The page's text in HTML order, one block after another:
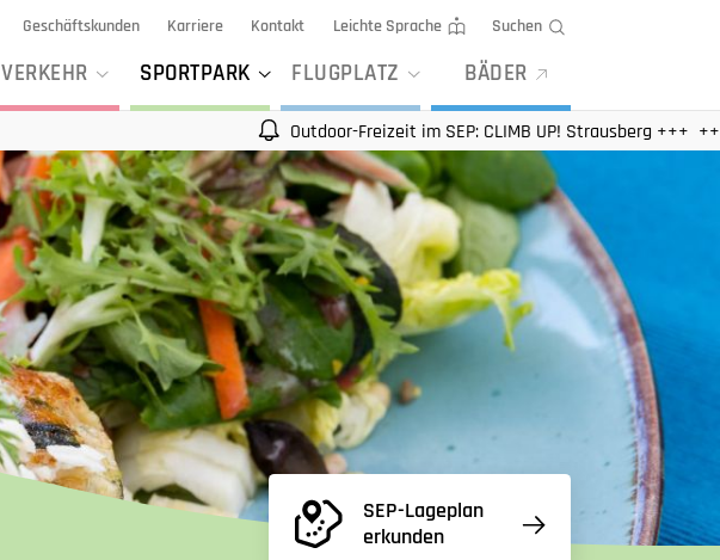
Geschäftskunden Karriere Kontakt Leichte Sprache Suchen
VERKEHR SPORTPARK FLUGPLATZ BÄDER
Outdoor-Freizeit im SEP: CLIMB UP! Strausberg +++ SEP —
SEP-Lageplan
erkunden